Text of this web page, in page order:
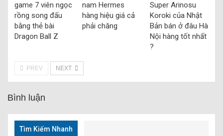
game 7 viên ngọc
rồng song đấu
bằng thẻ bài
Dragon Ball Z
nam Hermes
hàng hiệu giá cả
phải chăng
Super Arinosu
Koroki của Nhật
Bản bán ở đâu Hà
Nội hàng tốt nhất
?
PREV NEXT
Bình luận
Tìm Kiếm Nhanh